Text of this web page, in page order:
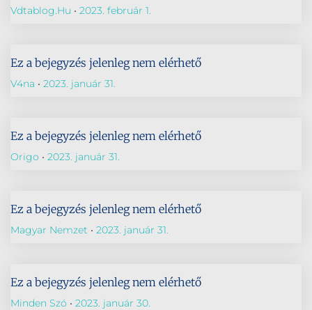
Vdtablog.hu 2023. február 1.
Ez a bejegyzés jelenleg nem elérhető
V4na 2023. január 31.
Ez a bejegyzés jelenleg nem elérhető
Origo 2023. január 31.
Ez a bejegyzés jelenleg nem elérhető
Magyar Nemzet 2023. január 31.
Ez a bejegyzés jelenleg nem elérhető
Minden Szó 2023. január 30.